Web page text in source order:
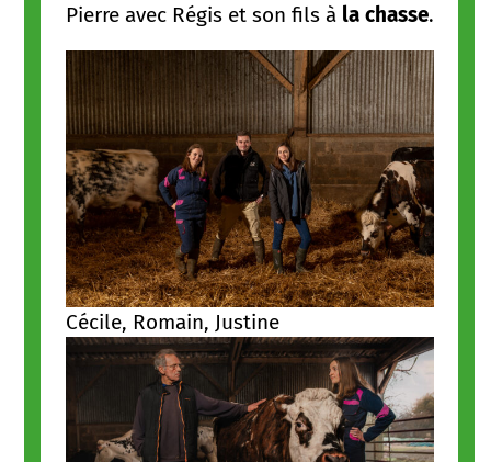
Pierre avec Régis et son fils à la chasse.
Cécile, Romain, Justine